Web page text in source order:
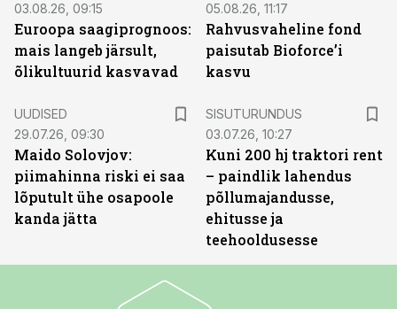
03.08.26, 09:15
Euroopa saagiprognoos:
mais langeb järsult,
õlikultuurid kasvavad
05.08.26, 11:17
Rahvusvaheline fond
paisutab Bioforce’i
kasvu
UUDISED
29.07.26, 09:30
Maido Solovjov:
piimahinna riski ei saa
lõputult ühe osapoole
kanda jätta
SISUTURUNDUS
03.07.26, 10:27
Kuni 200 hj traktori rent
– paindlik lahendus
põllumajandusse,
ehitusse ja
teehooldusesse